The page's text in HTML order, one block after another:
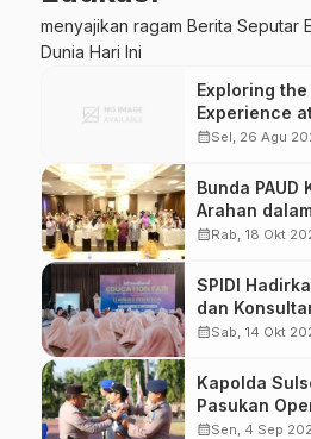
menyajikan ragam Berita Seputar
Dunia Hari Ini
Exploring
Experience
for Players
calendar_monthSel, 26 Agu
Bunda PAUD
Arahan
Anak
calendar_monthRab, 18 Okt
SPIDI
dan
dan Luar
calendar_monthSab, 14 Okt
Kapolda
Pasukan
2023
calendar_monthSen, 4 Sep